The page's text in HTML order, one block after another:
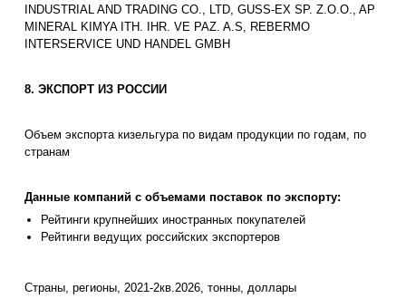
INDUSTRIAL AND TRADING CO., LTD, GUSS-EX SP. Z.O.O., AP
MINERAL KIMYA ITH. IHR. VE PAZ. A.S, REBERMO
INTERSERVICE UND HANDEL GMBH
8. ЭКСПОРТ ИЗ РОССИИ
Объем экспорта кизельгура по видам продукции по годам, по
странам
Данные компаний с объемами поставок по экспорту:
Рейтинги крупнейших иностранных покупателей
Рейтинги ведущих российских экспортеров
Страны, регионы, 2021-2кв.2026, тонны, доллары